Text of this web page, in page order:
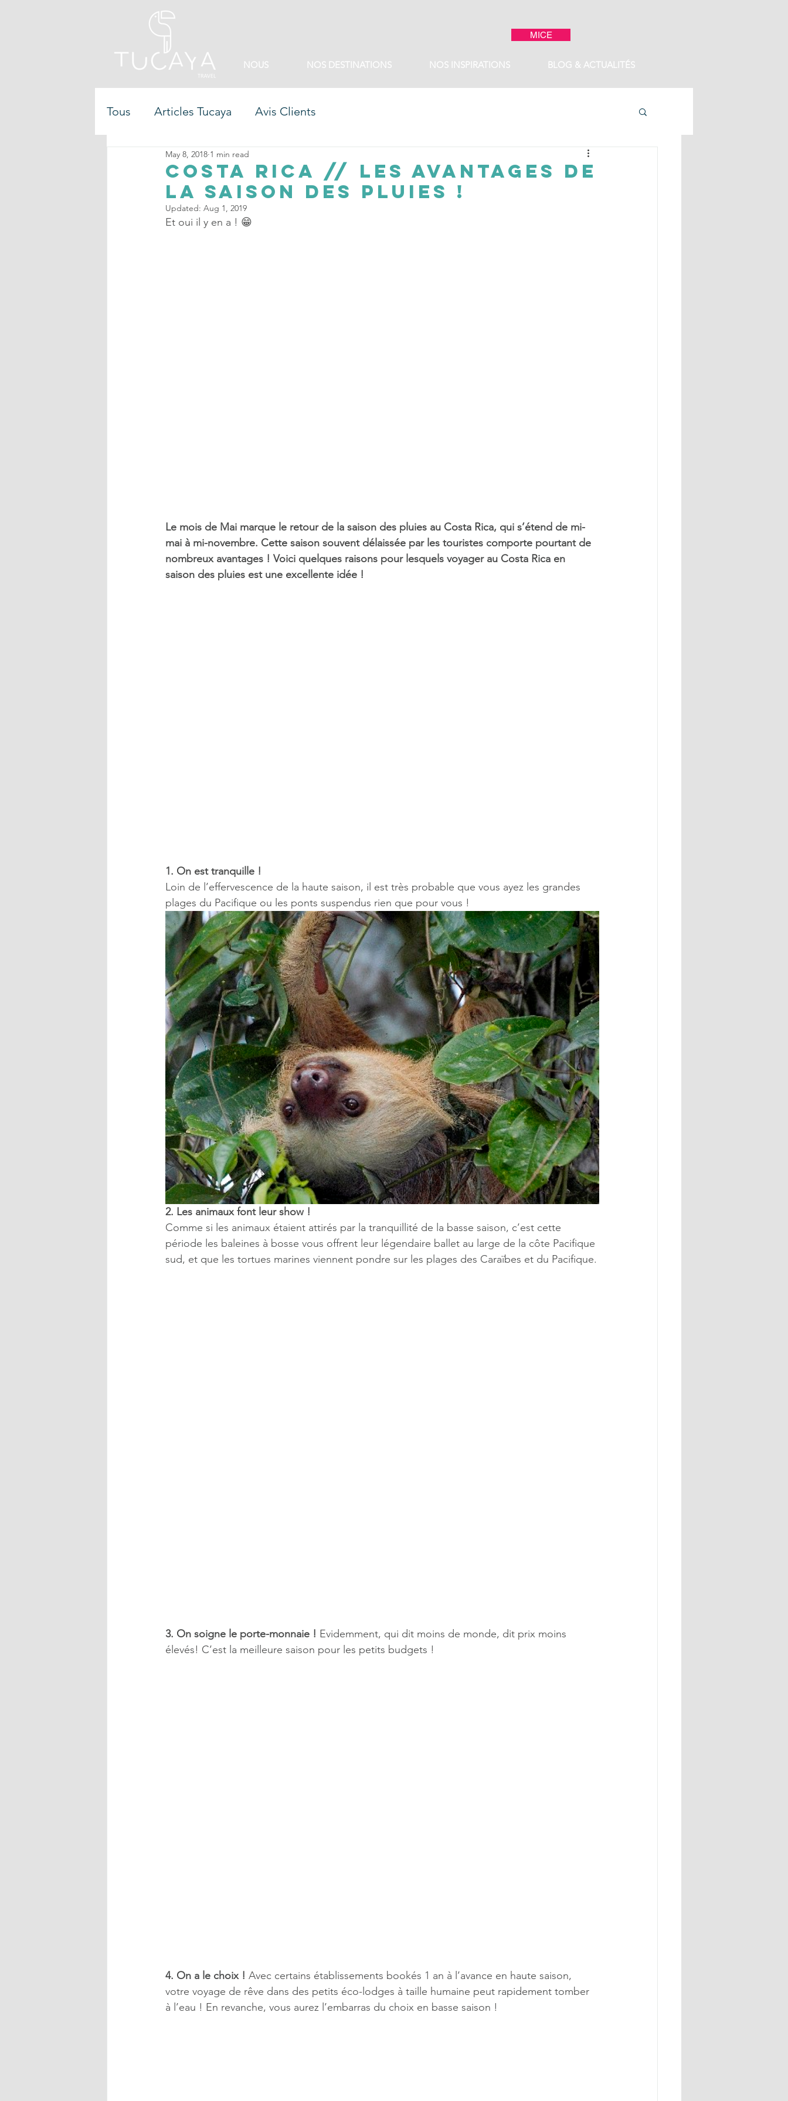
MICE
NOUS NOS DESTINATIONS NOS INSPIRATIONS BLOG & ACTUALITÉS
Tous Articles Tucaya Avis Clients
Costa Rica // Les avantages de
la saison des pluies !
May 8, 2018 1 min read
Updated: Aug 1, 2019
Et oui il y en a ! 😁
Le mois de Mai marque le retour de la saison des pluies au Costa Rica, qui s’étend de mi-
mai à mi-novembre. Cette saison souvent délaissée par les touristes comporte pourtant de
nombreux avantages ! Voici quelques raisons pour lesquels voyager au Costa Rica en
saison des pluies est une excellente idée !
1. On est tranquille !
Loin de l’effervescence de la haute saison, il est très probable que vous ayez les grandes
plages du Pacifique ou les ponts suspendus rien que pour vous !
2. Les animaux font leur show !
Comme si les animaux étaient attirés par la tranquillité de la basse saison, c’est cette
période les baleines à bosse vous offrent leur légendaire ballet au large de la côte Pacifique
sud, et que les tortues marines viennent pondre sur les plages des Caraïbes et du Pacifique.
3. On soigne le porte-monnaie ! Evidemment, qui dit moins de monde, dit prix moins
élevés! C’est la meilleure saison pour les petits budgets !
4. On a le choix ! Avec certains établissements bookés 1 an à l’avance en haute saison,
votre voyage de rêve dans des petits éco-lodges à taille humaine peut rapidement tomber
à l’eau ! En revanche, vous aurez l’embarras du choix en basse saison !